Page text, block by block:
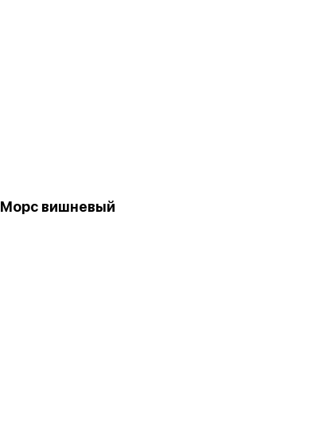
Морс вишневый